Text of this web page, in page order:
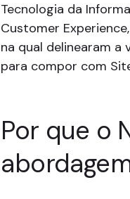
Tecnologia da
Customer
na qual delinearam a
para compor com
Por que o